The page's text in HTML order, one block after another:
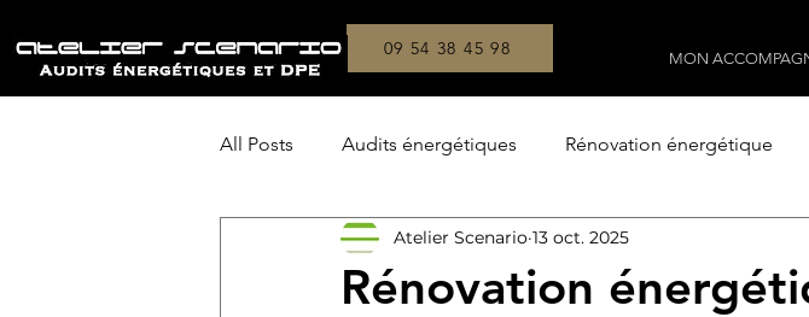
MON
09 54 38 45 98
All Posts Audits énergétiques Rénovation énergétique
Copropriétés On a testé ! Construction
Rénovation
Atelier Scenario 13 oct. 2025